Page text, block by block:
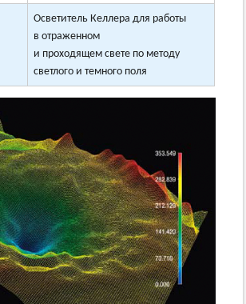
Осветитель Келлера для работы
в отраженном
и проходящем свете по методу
светлого и темного поля